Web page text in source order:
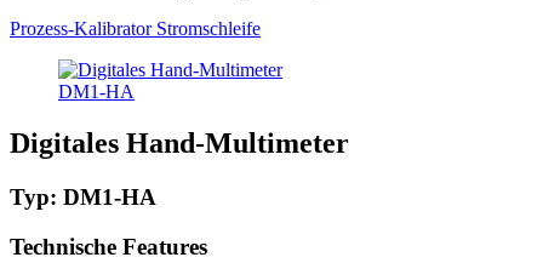
Prozess-Kalibrator Stromschleife
DM1-HA
Digitales Hand-Multimeter
Typ: DM1-HA
Technische Features